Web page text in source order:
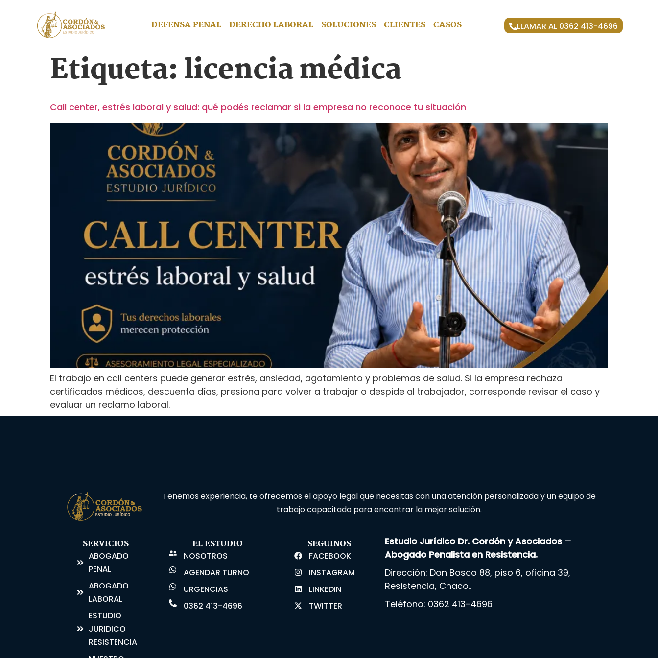
DEFENSA PENAL DERECHO LABORAL SOLUCIONES CLIENTES CASOS LLAMAR AL 0362 413-4696
Etiqueta:licencia médica
Call center, estrés laboral y salud: qué podés reclamar si la empresa no reconoce tu situación
El trabajo en call centers puede generar estrés, ansiedad, agotamiento y problemas de salud. Si la empresa rechaza
certificados médicos, descuenta días, presiona para volver a trabajar o despide al trabajador, corresponde revisar el caso y
evaluar un reclamo laboral.
Tenemos experiencia, te ofrecemos el apoyo legal que necesitas con una atención personalizada y un equipo de
trabajo capacitado para encontrar la mejor solución.
SERVICIOS
ABOGADO
PENAL
ABOGADO
LABORAL
ESTUDIO
JURIDICO
RESISTENCIA
EL ESTUDIO
NOSOTROS
AGENDAR TURNO
URGENCIAS
0362 413-4696
SEGUINOS
FACEBOOK
INSTAGRAM
LINKEDIN
TWITTER
Estudio Jurídico Dr. Cordón y Asociados –
Abogado Penalista en Resistencia.
Dirección: Don Bosco 88, piso 6, oficina 39,
Resistencia, Chaco..
Teléfono: 0362 413-4696